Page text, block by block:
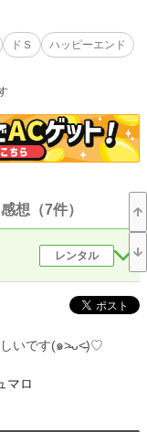
棄になり、お酒に溺れた翌
いた勤務先の上司で……。
ない」と言われ、彼は私を
時間があまりにも心地よ
ドＳ
ハッピーエンド
感想（7件）
レンタル
しいです(๑˃̵ᴗ˂̵)♡